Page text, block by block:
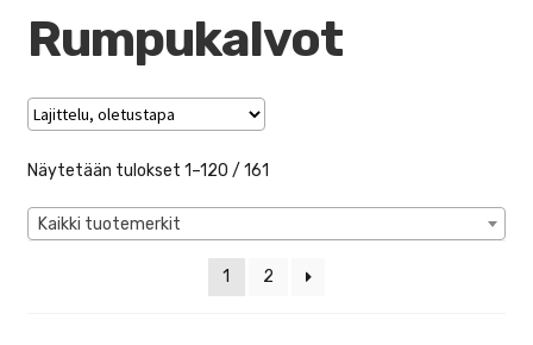
KÄYTETYT
YRITYS
TARJOUKSET
Rumpukalvot
Näytetään tulokset 1–120 / 161
Kaikki tuotemerkit
1 2